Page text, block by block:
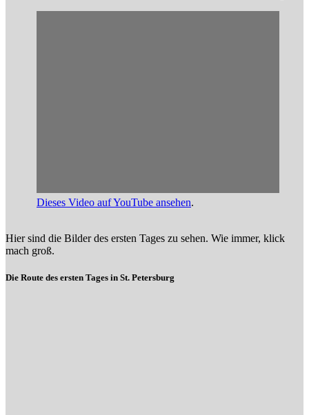
Dieses Video auf YouTube ansehen.
Hier sind die Bilder des ersten Tages zu sehen. Wie immer, klick
mach groß.
Die Route des ersten Tages in St. Petersburg